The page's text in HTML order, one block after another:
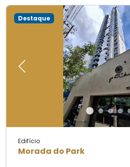
Previous
Destaque
Edifício
Morada do Park